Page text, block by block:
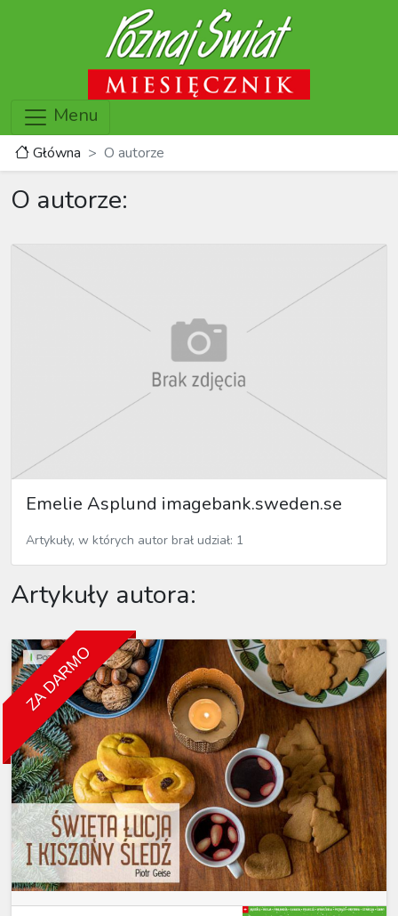
Menu
Główna O autorze
O autorze:
Emelie Asplund imagebank.sweden.se
Artykuły, w których autor brał udział: 1
Artykuły autora:
ZA DARMO